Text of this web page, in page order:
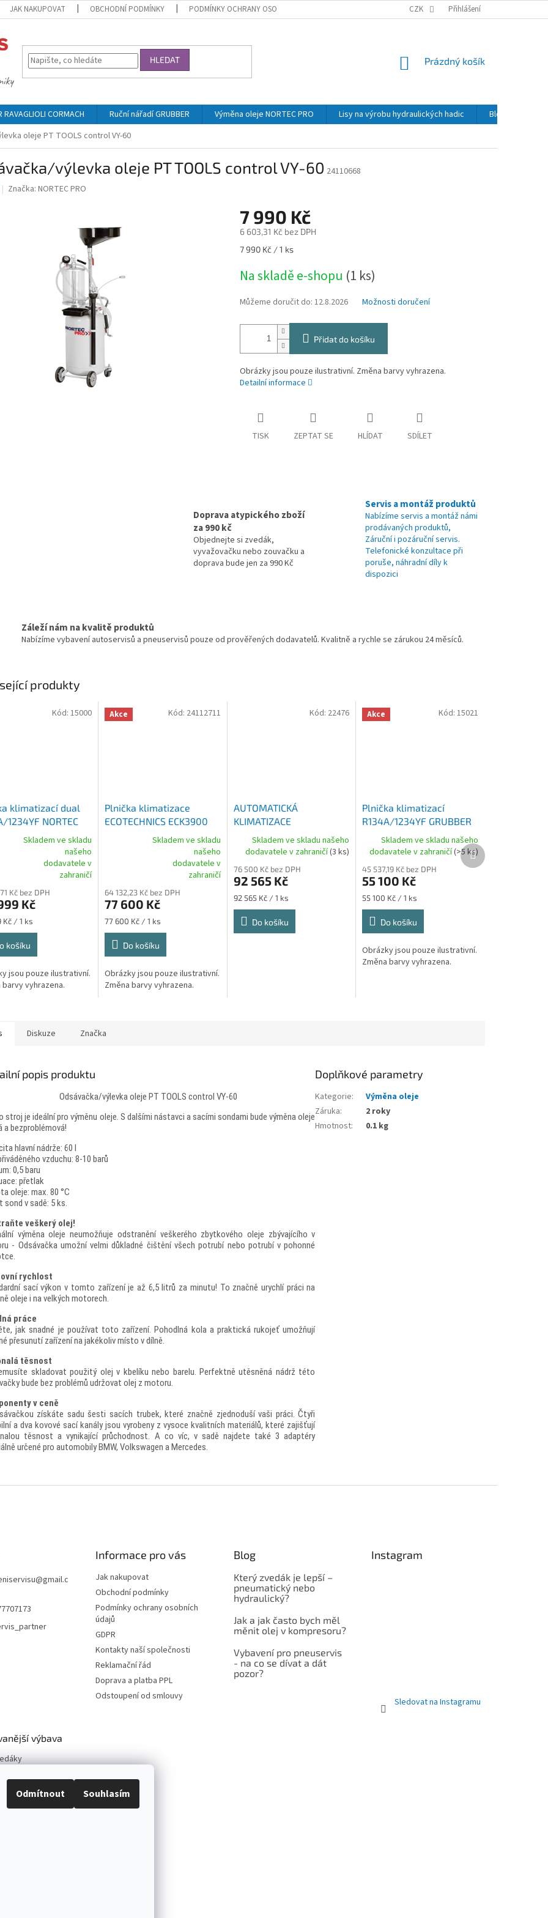
Odmítnout Souhlasím
JAK NAKUPOVAT OBCHODNÍ PODMÍNKY PODMÍNKY OCHRANY OSOBNÍCH ÚDAJŮ KONTAKTY NAŠÍ SPOLEČNOSTI
CZK Přihlášení
HLEDAT
NÁKUPNÍ
Prázdný košík
CORMACH Ruční nářadí GRUBBER Výměna oleje NORTEC PRO Lisy na výrobu hydraulických hadic Blog
oleje PT TOOLS control VY-60
výlevka oleje PT TOOLS control VY-60 24110668
Značka: NORTEC PRO
7 990 Kč
6 603,31 Kč bez DPH
Měrná
7 990 Kč / 1 ks
Na skladě e-shopu (1 ks)
Můžeme doručit do: 12.8.2026 Možnosti doručení
Přidat do košíku
Obrázky jsou pouze ilustrativní. Změna barvy vyhrazena.
Detailní informace
TISK ZEPTAT SE HLÍDAT SDÍLET
Doprava atypického zboží
za 990 kč
Objednejte si zvedák,
vyvažovačku nebo zouvačku a
doprava bude jen za 990 Kč
Servis a montáž produktů
Nabízíme servis a montáž námi
prodávaných produktů,
Záruční i pozáruční servis.
Telefonické konzultace při
poruše, náhradní díly k
dispozici
Záleží nám na kvalitě produktů
Nabízíme vybavení autoservisů a pneuservisů pouze od prověřených dodavatelů. Kvalitně a rychle se zárukou 24 měsíců.
produkty
klimatizací dual
1234YF NORTEC
Skladem ve skladu
našeho
dodavatele v
zahraničí
Kč bez DPH
Kč
Kč / 1 ks
košíku
jsou pouze ilustrativní.
barvy vyhrazena.
Kód: 15000 Akce
Plnička klimatizace
ECOTECHNICS ECK3900
Premium R134A
je
5,0
z
hvězdiček.
Skladem ve skladu
našeho
dodavatele v
zahraničí
64 132,23 Kč bez DPH
77 600 Kč
Měrná
cena:
77 600 Kč / 1 ks
Do košíku
Obrázky jsou pouze ilustrativní.
Změna barvy vyhrazena.
Kód: 24112711
AUTOMATICKÁ
KLIMATIZACE
ECOTECHNICS ECK NEXT
PRO HFO1234yf
Skladem ve skladu našeho
dodavatele v zahraničí(3 ks)
76 500 Kč bez DPH
92 565 Kč
Měrná
cena:
92 565 Kč / 1 ks
Do košíku
Kód: 22476 Akce
Plnička klimatizací
R134A/1234YF GRUBBER
OFF-ROAD
Skladem ve skladu našeho
dodavatele v zahraničí(>5 ks)
45 537,19 Kč bez DPH
55 100 Kč
Měrná
cena:
55 100 Kč / 1 ks
Do košíku
Obrázky jsou pouze ilustrativní.
Změna barvy vyhrazena.
Kód: 15021
Další
produkt
Diskuze Značka
popis produktu
Odsávačka/výlevka oleje PT TOOLS control VY-60
stroj je ideální pro výměnu oleje. S dalšími nástavci a sacími sondami bude výměna oleje
a bezproblémová!
hlavní nádrže: 60 l
vzduchu: 8-10 barů
0,5 baru
přetlak
oleje: max. 80 °C
sond v sadě: 5 ks.
veškerý olej!
výměna oleje neumožňuje odstranění veškerého zbytkového oleje zbývajícího v
- Odsávačka umožní velmi důkladné čištění všech potrubí nebo potrubí v pohonné
rychlost
sací výkon v tomto zařízení je až 6,5 litrů za minutu! To značně urychlí práci na
oleje i na velkých motorech.
práce
jak snadné je používat toto zařízení.Pohodlná kola a praktická rukojeť umožňují
přesunutí zařízení na jakékoliv místo v dílně.
těsnost
skladovat použitý olej v kbelíku nebo barelu.Perfektně utěsněná nádrž této
bude bez problémů udržovat olej z motoru.
v ceně
získáte sadu šesti sacích trubek, které značně zjednoduší vaši práci.Čtyři
a dva kovové sací kanály jsou vyrobeny z vysoce kvalitních materiálů, které zajišťují
těsnost a vynikající průchodnost. A co víc, v sadě najdete také 3 adaptéry
určené pro automobily BMW, Volkswagen a Mercedes.
Doplňkové parametry
Kategorie:
Výměna oleje
Záruka:
2 roky
Hmotnost: 0.1 kg
@gmail.c
Informace pro vás
Jak nakupovat
Obchodní podmínky
Podmínky ochrany osobních
údajů
GDPR
Kontakty naší společnosti
Reklamační řád
Doprava a platba PPL
Odstoupení od smlouvy
Blog
Který zvedák je lepší –
pneumatický nebo
hydraulický?
Jak a jak často bych měl
měnit olej v kompresoru?
Vybavení pro pneuservis
- na co se dívat a dát
pozor?
Instagram
Sledovat na Instagramu
výbava
zvedáky
sety
zvedáky